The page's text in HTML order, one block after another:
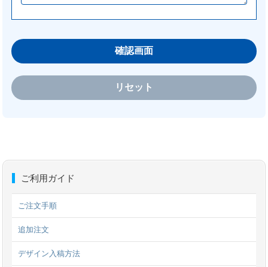
ご利用ガイド
ご注文手順
追加注文
デザイン入稿方法